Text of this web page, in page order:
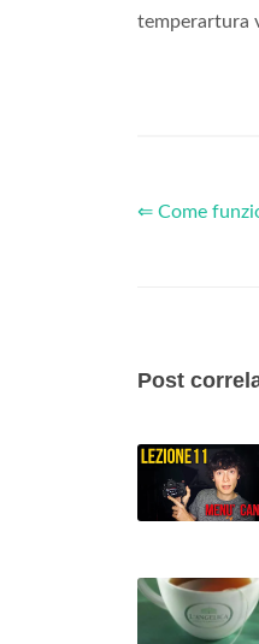
temperartura
⇐ Come
Post